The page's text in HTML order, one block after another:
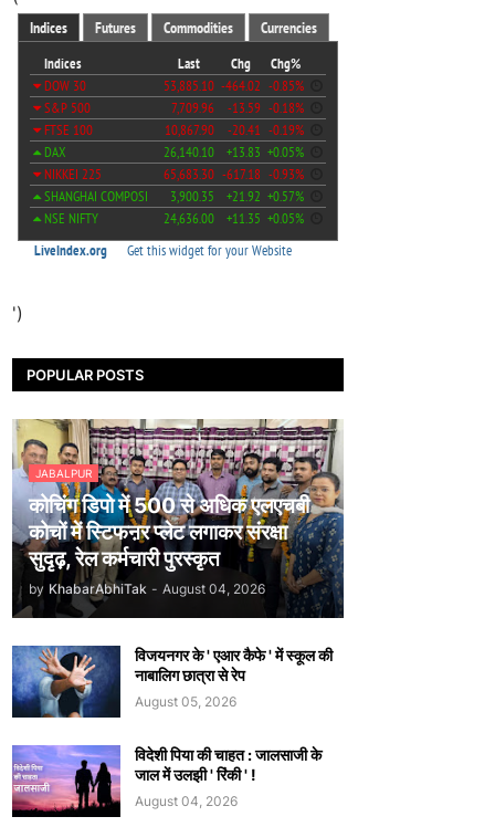
')
POPULAR POSTS
JABALPUR
कोचिंग डिपो में 500 से अधिक एलएचबी
कोचों में स्टिफऩर प्लेट लगाकर संरक्षा
सुदृढ़, रेल कर्मचारी पुरस्कृत
by KhabarAbhiTak - August 04, 2026
विजयनगर के ' एआर कैफे ' में स्कूल की
नाबालिग छात्रा से रेप
August 05, 2026
विदेशी पिया की चाहत : जालसाजी के
जाल में उलझी ' रिंकी ' !
August 04, 2026